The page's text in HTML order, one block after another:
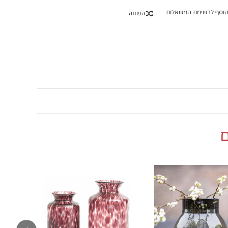
פעם בחיים
זר ורדים גדולים
₪250.00
הוסף לרשימת המשאלות השווה